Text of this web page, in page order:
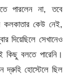
পারলেন না, তবে
কলকাতার কেউ নেই,
দিয়েছিলে সেখানেও
কিছু বলতে পারেনি।
দ্রুহি হোস্টেলে ছিল